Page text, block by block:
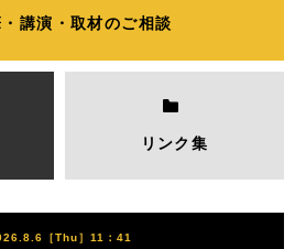
講演・取材のご相談
リンク集
［Thu］11：41